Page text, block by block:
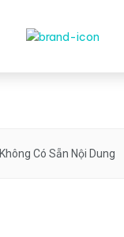
Không Có Sẵn Nội Dung